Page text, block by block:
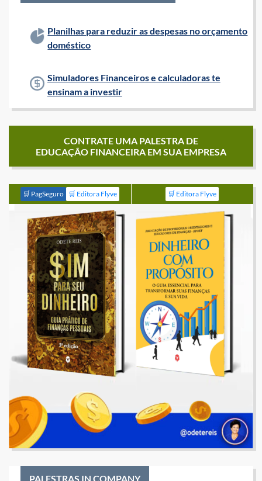
Planilhas para reduzir as despesas no orçamento
doméstico
Simuladores Financeiros e calculadoras te
ensinam a investir
CONTRATE UMA PALESTRA DE
EDUCAÇÃO FINANCEIRA EM SUA EMPRESA
🛒 PagSeguro 🛒 Editora Flyve 🛒 Editora Flyve
PALESTRAS IN COMPANY